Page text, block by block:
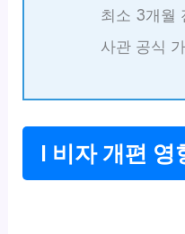
최소 3개월
사관 공식
I 비자 개편 영